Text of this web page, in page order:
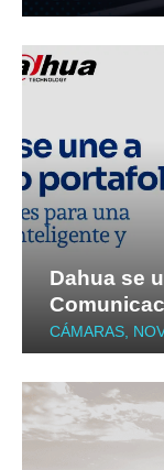
Dahua se
CÁMARAS,